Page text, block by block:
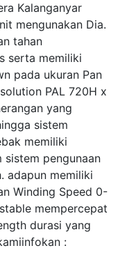
Kalanganyar
mengunakan Dia.
tahan
serta memiliki
pada ukuran Pan
PAL 720H x
yang
sistem
memiliki
sistem pengunaan
adapun memiliki
Winding Speed 0-
mempercepat
durasi yang
: